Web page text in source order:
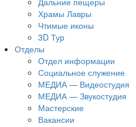
Храмы Лавры
Чтимые иконы
3D Тур
Отделы
Отдел информации
Социальное служение
МЕДИА — Видеостудия
МЕДИА — Звукостудия
Мастерские
Вакансии